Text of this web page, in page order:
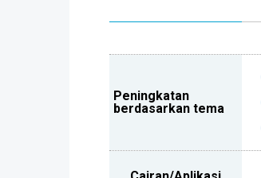
Peningkatan
berdasarkan tema